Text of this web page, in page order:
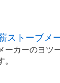
ストーブメ
ーカーのヨツ